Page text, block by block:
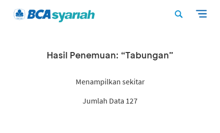
Hasil Penemuan: “Tabungan”
Menampilkan sekitar
Jumlah Data 127